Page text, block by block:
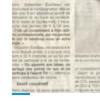
de
tous"